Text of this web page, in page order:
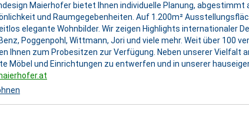
Maierhofer bietet Ihnen individuelle Planung, abgestimmt
und Raumgegebenheiten. Auf 1.200m²
elegante Wohnbilder. Wir zeigen Highlights internationaler
Poggenpohl, Wittmann, Jori und viele mehr. Weit über 100
Ihnen zum Probesitzen zur Verfügung. Neben unserer Vielfalt
Möbel und Einrichtungen zu entwerfen und in unserer